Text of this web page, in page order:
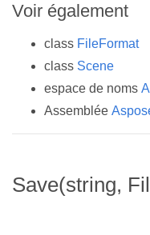
Voir également
class FileFormat
class Scene
espace de noms
Assemblée
Save(string,